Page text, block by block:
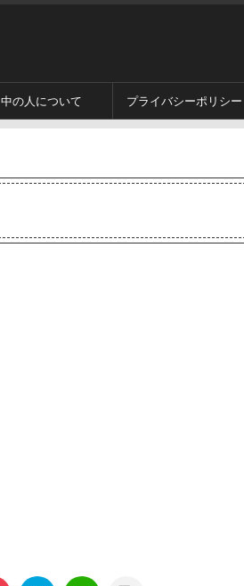
中の人について プライバシーポリシー